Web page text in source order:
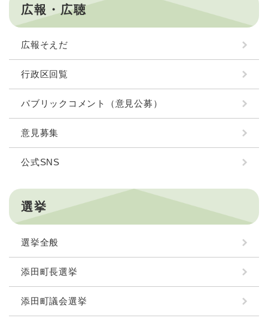
広報・広聴
広報そえだ
行政区回覧
パブリックコメント（意見公募）
意見募集
公式SNS
選挙
選挙全般
添田町長選挙
添田町議会選挙